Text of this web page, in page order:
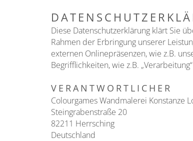
Diese Datenschutzerklärung klärt Sie
Rahmen der Erbringung unserer
externen Onlinepräsenzen, wie z.B.
Begrifflichkeiten, wie z.B.
VERANTWORTLICHER
Colourgames Wandmalerei Konstanze
Steingrabenstraße 20
82211 Herrsching
Deutschland